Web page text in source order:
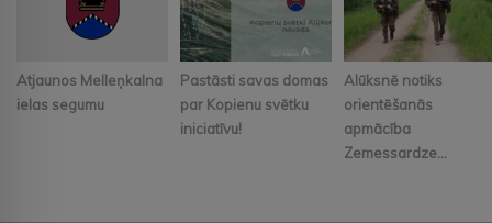
Atjaunos Melleņkalna
ielas segumu
Pastāsti savas domas
par Kopienu svētku
iniciatīvu!
Alūksnē notiks
orientēšanās
apmācība
Zemessardze...